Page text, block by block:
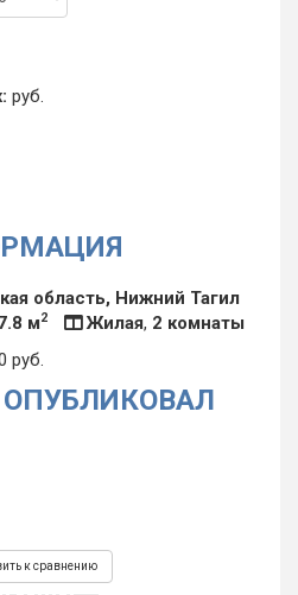
руб.
область, Нижний Тагил
м2 Жилая, 2 комнаты
руб.
к сравнению